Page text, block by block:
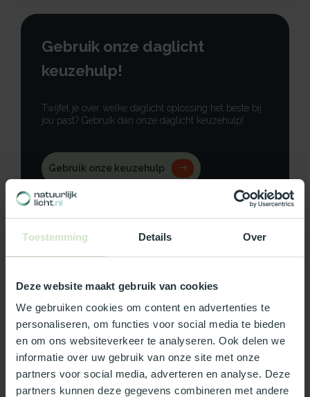
Toestemming Details Over
Deze website maakt gebruik van cookies
We gebruiken cookies om content en advertenties te
personaliseren, om functies voor social media te bieden
en om ons websiteverkeer te analyseren. Ook delen we
informatie over uw gebruik van onze site met onze
partners voor social media, adverteren en analyse. Deze
partners kunnen deze gegevens combineren met andere
Gebruik onze daglicht
keuzehulp!
Twijfel je over welke daglicht oplossing het beste bij
jou past? Gebruik dan onze daglicht keuzehulp!
Gebruik onze keuzehulp
Neem contact op
Productomschrijving
Specificaties
Reviews